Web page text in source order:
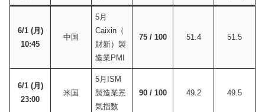
6/1 (月)
10:45
中国
5月
Caixin（
財新）製
造業PMI
75 / 100 51.4 51.5
6/1 (月)
23:00
米国
5月ISM
製造業景
気指数
90 / 100 49.2 49.5